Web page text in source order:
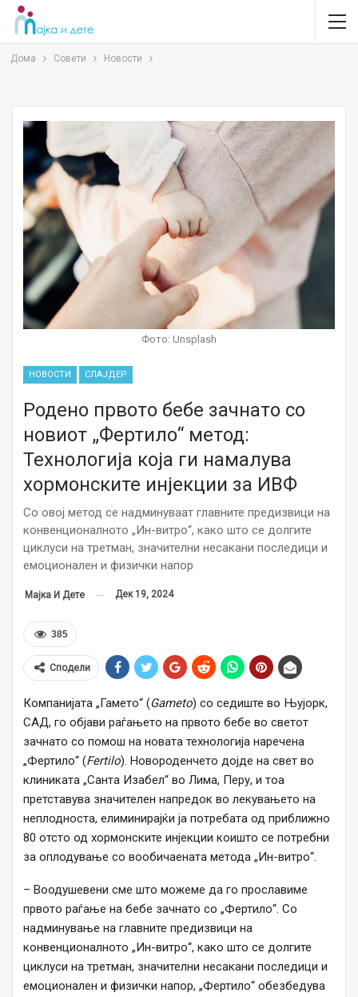
Дома Совети Новости
Фото: Unsplash
НОВОСТИ СЛАЈДЕР
Родено првото бебе зачнато со
новиот „Фертило“ метод:
Технологија која ги намалува
хормонските инјекции за ИВФ
Со овој метод се надминуваат главните предизвици на
конвенционалното „Ин-витро“, како што се долгите
циклуси на третман, значителни несакани последици и
емоционален и физички напор
Мајка И Дете Дек 19, 2024
385
Сподели
Компанијата „Гамето“ (Gameto) со седиште во Њујорк,
САД, го објави раѓањето на првото бебе во светот
зачнато со помош на новата технологија наречена
„Фертило“ (Fertilo). Новороденчето дојде на свет во
клиниката „Санта Изабел“ во Лима, Перу, и тоа
претставува значителен напредок во лекувањето на
неплодноста, елиминирајќи ја потребата од приближно
80 отсто од хормонските инјекции коишто се потребни
за оплодување со вообичаената метода „Ин-витро“.
– Воодушевени сме што можеме да го прославиме
првото раѓање на бебе зачнато со „Фертило“. Со
надминување на главните предизвици на
конвенционалното „Ин-витро“, како што се долгите
циклуси на третман, значителни несакани последици и
емоционален и физички напор, „Фертило“ обезбедува